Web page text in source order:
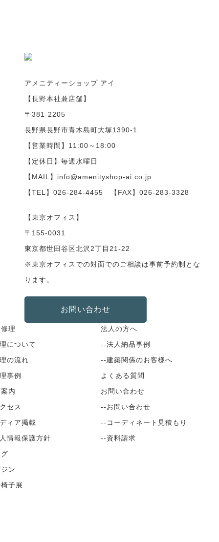
アメニティーショップ アイ
【長野本社兼店舗】
〒381-2205
長野県長野市青木島町大塚1390-1
【営業時間】11:00～18:00
【定休日】毎週水曜日
【MAIL】info@amenityshop-ai.co.jp
【TEL】 026-284-4455 【FAX】026-283-3328
【東京オフィス】
〒155-0031
東京都世田谷区北沢2丁目21-22
※東京オフィスでの対面でのご相談は事前予約制とな
ります。
お問い合わせ
理
について
の流れ
事例
内
セス
ィア掲載
情報保護方針
ン
子展
法人の方へ
--法人納品事例
--建築関係のお客様へ
よくある質問
お問い合わせ
--お問い合わせ
--コーディネート見積もり
--資料請求